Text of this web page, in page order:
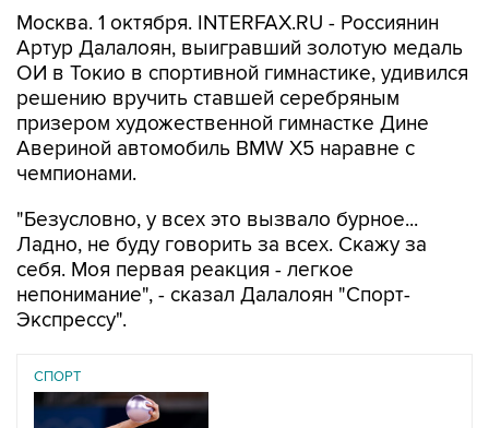
Москва. 1 октября. INTERFAX.RU - Россиянин
Артур Далалоян, выигравший золотую медаль
ОИ в Токио в спортивной гимнастике, удивился
решению вручить ставшей серебряным
призером художественной гимнастке Дине
Авериной автомобиль BMW Х5 наравне с
чемпионами.
"Безусловно, у всех это вызвало бурное...
Ладно, не буду говорить за всех. Скажу за
себя. Моя первая реакция - легкое
непонимание", - сказал Далалоян "Спорт-
Экспрессу".
СПОРТ